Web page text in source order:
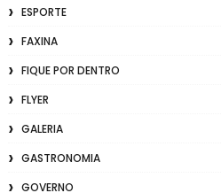
ESPORTE
FAXINA
FIQUE POR DENTRO
FLYER
GALERIA
GASTRONOMIA
GOVERNO